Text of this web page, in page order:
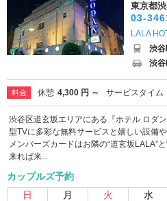
東京都
03-
LALA
渋
渋
料金 休憩 4,300 円 ～ サービスタイム
渋谷区道玄坂エリアにある『ホテル ロダ
型TVに多彩な無料サービスと嬉しい設備
メンバーズカードはお隣の“道玄坂LALA”
来れば来...
カップルズ予約
日
月 火 水